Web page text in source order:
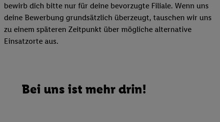
bewirb dich bitte nur für deine bevorzugte Filiale. Wenn uns
deine Bewerbung grundsätzlich überzeugt, tauschen wir uns
zu einem späteren Zeitpunkt über mögliche alternative
Einsatzorte aus.
Bei uns ist mehr drin!